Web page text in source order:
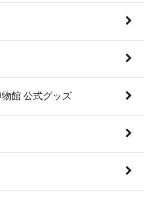
館 公式グッズ